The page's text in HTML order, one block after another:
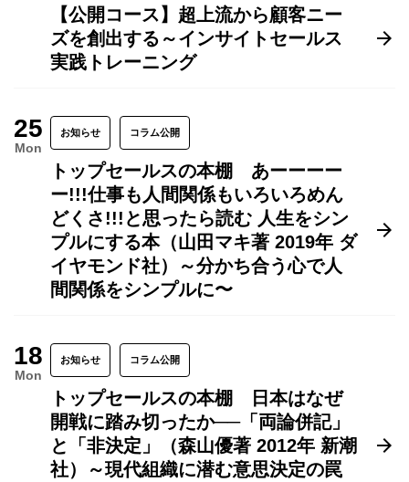
【公開コース】超上流から顧客ニー
ズを創出する～インサイトセールス
実践トレーニング
25
Mon
お知らせ コラム公開
トップセールスの本棚 あーーーー
ー!!!仕事も人間関係もいろいろめん
どくさ!!!と思ったら読む 人生をシン
プルにする本（山田マキ著 2019年 ダ
イヤモンド社）～分かち合う心で人
間関係をシンプルに〜
18
Mon
お知らせ コラム公開
トップセールスの本棚 日本はなぜ
開戦に踏み切ったか──「両論併記」
と「非決定」（森山優著 2012年 新潮
社）～現代組織に潜む意思決定の罠